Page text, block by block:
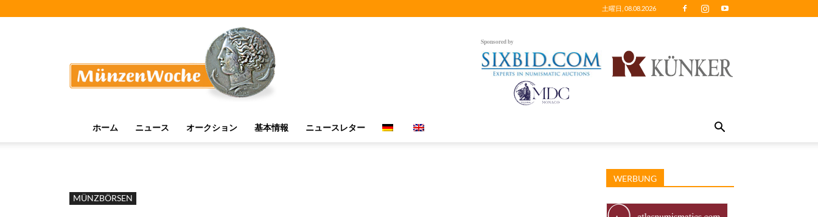
土曜日, 08.08.2026
Sponsored by
ホーム ニュース オークション 基本情報 ニュースレター
MÜNZBÖRSEN
WERBUNG